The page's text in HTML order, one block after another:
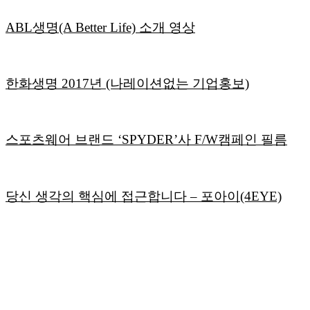
ABL생명(A Better Life) 소개 영상
한화생명 2017년 (나레이션없는 기업홍보)
스포츠웨어 브랜드 ‘SPYDER’사 F/W캠페인 필름
당신 생각의 핵심에 접근합니다 – 포아이(4EYE)